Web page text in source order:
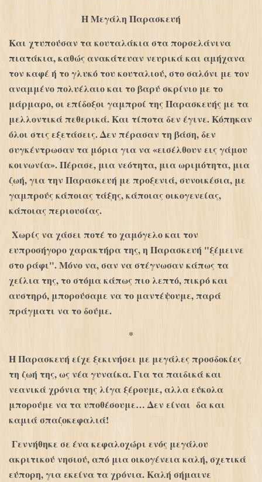
Η Μεγάλη Παρασκευή
Και χτυπούσαν τα κουταλάκια στα πορσελάνινα
πιατάκια, καθώς ανακάτευαν νευρικά και αμήχανα
τον καφέ ή το γλυκό του κουταλιού, στο σαλόνι με τον
αναμμένο πολυέλαιο και το βαρύ σκρίνιο με το
μάρμαρο, οι επίδοξοι γαμπροί της Παρασκευής με τα
μελλοντικά πεθερικά. Και τίποτα δεν έγινε. Κόπηκαν
όλοι στις εξετάσεις. Δεν πέρασαν τη βάση, δεν
συγκέντρωσαν τα μόρια για να «εισέλθουν εις γάμου
κοινωνία». Πέρασε, μια νεότητα, μια ωριμότητα, μια
ζωή, για την Παρασκευή με προξενιά, συνοικέσια, με
γαμπρούς κάποιας τάξης, κάποιας οικογενείας,
κάποιας περιουσίας.
Χωρίς να χάσει ποτέ το χαμόγελο και τον
ευπροσήγορο χαρακτήρα της, η Παρασκευή "ξέμεινε
στο ράφι". Μόνο να, σαν να στέγνωσαν κάπως τα
χείλια της, το στόμα κάπως πιο λεπτό, πικρό και
αυστηρό, μπορούσαμε να το μαντέψουμε, παρά
πράγματι να το δούμε.
*
Η Παρασκευή είχε ξεκινήσει με μεγάλες προσδοκίες
τη ζωή της, ως νέα γυναίκα. Για τα παιδικά και
νεανικά χρόνια της λίγα ξέρουμε, αλλα εύκολα
μπορούμε να τα υποθέσουμε… Δεν είναι δα και
καμιά σπαζοκεφαλιά!
Γεννήθηκε σε ένα κεφαλοχώρι ενός μεγάλου
ακριτικού νησιού, από μια οικογένεια καλή, σχετικά
εύπορη, για εκείνα τα χρόνια. Καλή σήμαινε